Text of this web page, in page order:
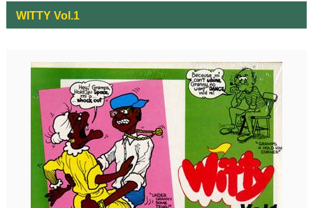
WITTY Vol.1